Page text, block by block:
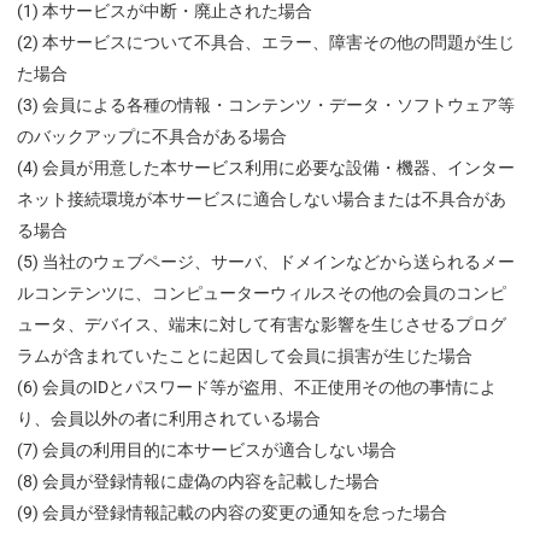
(1) 本サービスが中断・廃止された場合
(2) 本サービスについて不具合、エラー、障害その他の問題が生じ
た場合
(3) 会員による各種の情報・コンテンツ・データ・ソフトウェア等
のバックアップに不具合がある場合
(4) 会員が用意した本サービス利用に必要な設備・機器、インター
ネット接続環境が本サービスに適合しない場合または不具合があ
る場合
(5) 当社のウェブページ、サーバ、ドメインなどから送られるメー
ルコンテンツに、コンピューターウィルスその他の会員のコンピ
ュータ、デバイス、端末に対して有害な影響を生じさせるプログ
ラムが含まれていたことに起因して会員に損害が生じた場合
(6) 会員のIDとパスワード等が盗用、不正使用その他の事情によ
り、会員以外の者に利用されている場合
(7) 会員の利用目的に本サービスが適合しない場合
(8) 会員が登録情報に虚偽の内容を記載した場合
(9) 会員が登録情報記載の内容の変更の通知を怠った場合